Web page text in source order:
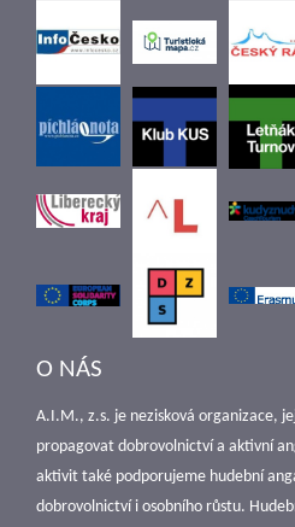
O NÁS
A.I.M., z.s. je nezisková organizace,
propagovat dobrovolnictví a aktivní
aktivit také podporujeme hudební
dobrovolnictví i osobního růstu.